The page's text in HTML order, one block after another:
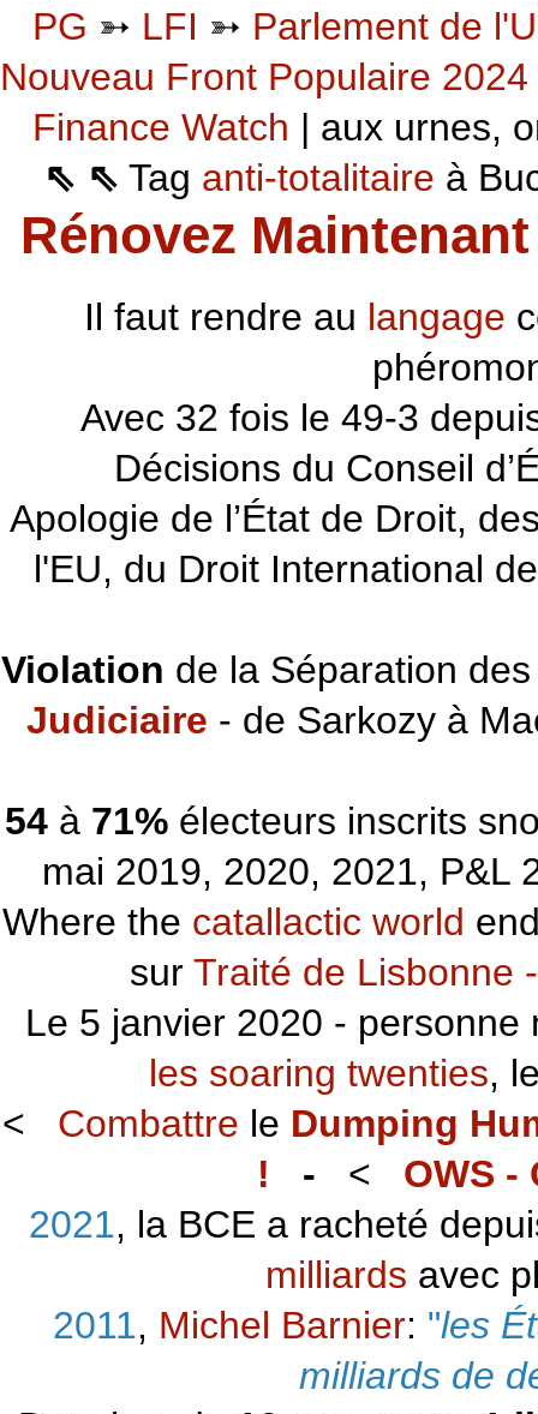
PG ➳ LFI ➳ Parlement de
Nouveau Front Populaire 2024
Finance Watch | aux urnes,
⇖ ⇖ Tag anti-totalitaire à
Rénovez
Il faut rendre au langage
Avec 32 fois le 49-3
Décisions du Conseil
Apologie de l’État de Droit,
l'EU, du Droit International
Violation de la Séparation
Judiciaire - de Sarkozy à
54à 71%électeurs inscrits
mai 2019, 2020, 2021, P&L
Where the catallactic world
sur Traité de Lisbonne
Le 5 janvier 2020 -
les soaring twenties,
< Combattre le Dumping
! - < OWS -
2021, la BCE a racheté
milliards avec
2011, Michel Barnier: "les
milliards de